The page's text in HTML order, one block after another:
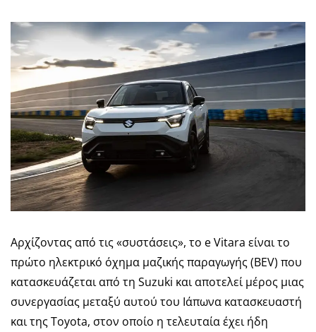
Αρχίζοντας από τις «συστάσεις», το e Vitara είναι το
πρώτο ηλεκτρικό όχημα μαζικής παραγωγής (BEV) που
κατασκευάζεται από τη Suzuki και αποτελεί μέρος μιας
συνεργασίας μεταξύ αυτού του Ιάπωνα κατασκευαστή
και της Toyota, στον οποίο η τελευταία έχει ήδη